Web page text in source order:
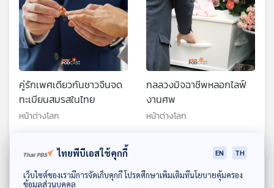
ดาวน์โหลด Thai PBS Podcast Application
คู่รักเพศเดียวกันชาวจีนจด
ทะเบียนสมรสในไทย
หน้าต่างโลก
กลลวงมิจฉาชีพหลอกไลฟ์
งานศพ
หน้าต่างโลก
ตอนที่เกี่ยวข้อง
ไทยพีบีเอสใช้คุกกี้ EN TH
เว็บไซต์ของเรามีการจัดเก็บคุกกี้ โปรดศึกษาเพิ่มเติมที่นโยบายคุ้มครอง
ข้อมูลส่วนบุคคล